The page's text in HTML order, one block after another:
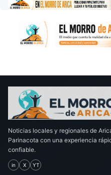
Noticias locales y regionales de
Parinacota con una experiencia
confiable.
in X YT